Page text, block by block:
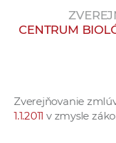
CENTRUM
Zverejňovanie
1.1.2011 v zmysle